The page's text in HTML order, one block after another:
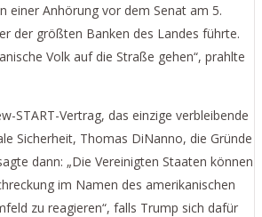
einer Anhörung vor dem Senat am 5.
der größten Banken des Landes führte.
Volk auf die Straße gehen“, prahlte
START-Vertrag, das einzige verbleibende
Sicherheit, Thomas DiNanno, die Gründe
dann: „Die Vereinigten Staaten können
im Namen des amerikanischen
zu reagieren“, falls Trump sich dafür